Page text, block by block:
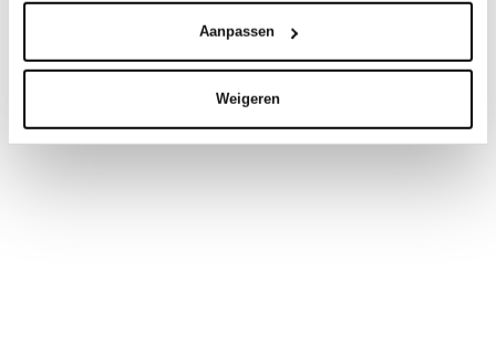
Aanpassen
Weigeren